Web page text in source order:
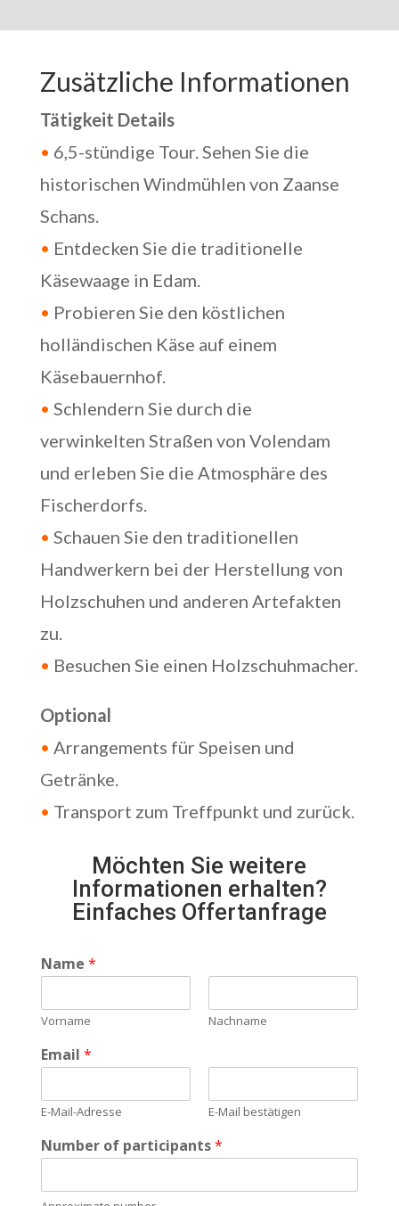
Zusätzliche Informationen
Tätigkeit Details
• 6,5-stündige Tour. Sehen Sie die
historischen Windmühlen von Zaanse
Schans.
• Entdecken Sie die traditionelle
Käsewaage in Edam.
• Probieren Sie den köstlichen
holländischen Käse auf einem
Käsebauernhof.
• Schlendern Sie durch die
verwinkelten Straßen von Volendam
und erleben Sie die Atmosphäre des
Fischerdorfs.
• Schauen Sie den traditionellen
Handwerkern bei der Herstellung von
Holzschuhen und anderen Artefakten
zu.
• Besuchen Sie einen Holzschuhmacher.
Optional
• Arrangements für Speisen und
Getränke.
• Transport zum Treffpunkt und zurück.
Möchten Sie weitere
Informationen erhalten?
Einfaches Offertanfrage
Name *
Vorname Nachname
Email *
E-Mail-Adresse E-Mail bestätigen
Number of participants*